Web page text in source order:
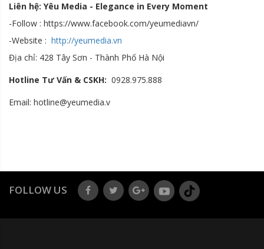
Liên hệ: Yêu Media - Elegance in Every Moment
-Follow : https://www.facebook.com/yeumediavn/
-Website : http://yeumedia.vn
Địa chỉ: 428 Tây Sơn - Thành Phố Hà Nội
Hotline Tư Vấn & CSKH: 0928.975.888
Email: hotline@yeumedia.v
FOLLOW US